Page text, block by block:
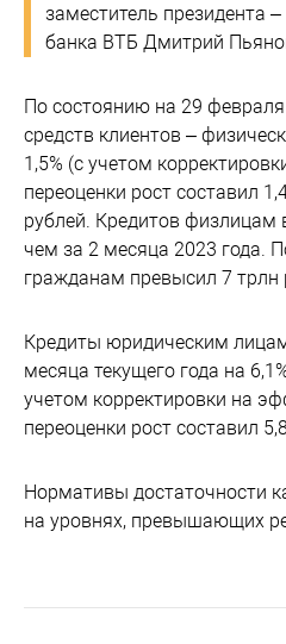
заместитель президента
банка ВТБ Дмитрий
По состоянию на 29
средств клиентов –
1,5% (с учетом
переоценки рост составил
рублей. Кредитов физлицам
чем за 2 месяца 2023 года.
гражданам превысил 7 трлн
Кредиты юридическим
месяца текущего года на
учетом корректировки на
переоценки рост составил
Нормативы достаточности
на уровнях, превышающих